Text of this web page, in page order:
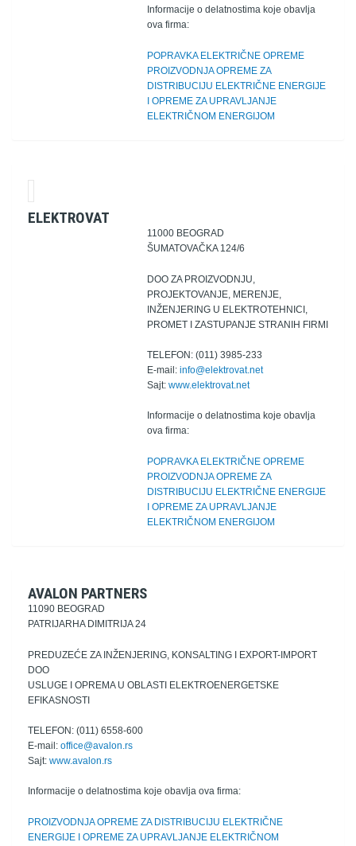
Informacije o delatnostima koje obavlja
ova firma:
POPRAVKA ELEKTRIČNE OPREME
PROIZVODNJA OPREME ZA
DISTRIBUCIJU ELEKTRIČNE ENERGIJE
I OPREME ZA UPRAVLJANJE
ELEKTRIČNOM ENERGIJOM
ELEKTROVAT
11000 BEOGRAD
ŠUMATOVAČKA 124/6
DOO ZA PROIZVODNJU,
PROJEKTOVANJE, MERENJE,
INŽENJERING U ELEKTROTEHNICI,
PROMET I ZASTUPANJE STRANIH FIRMI
TELEFON: (011) 3985-233
E-mail: info@elektrovat.net
Sajt: www.elektrovat.net
Informacije o delatnostima koje obavlja
ova firma:
POPRAVKA ELEKTRIČNE OPREME
PROIZVODNJA OPREME ZA
DISTRIBUCIJU ELEKTRIČNE ENERGIJE
I OPREME ZA UPRAVLJANJE
ELEKTRIČNOM ENERGIJOM
AVALON PARTNERS
11090 BEOGRAD
PATRIJARHA DIMITRIJA 24
PREDUZEĆE ZA INŽENJERING, KONSALTING I EXPORT-IMPORT
DOO
USLUGE I OPREMA U OBLASTI ELEKTROENERGETSKE
EFIKASNOSTI
TELEFON: (011) 6558-600
E-mail: office@avalon.rs
Sajt: www.avalon.rs
Informacije o delatnostima koje obavlja ova firma:
PROIZVODNJA OPREME ZA DISTRIBUCIJU ELEKTRIČNE
ENERGIJE I OPREME ZA UPRAVLJANJE ELEKTRIČNOM